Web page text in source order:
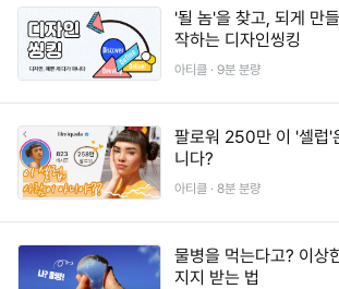
'될 놈'을 찾고, 되게 만
작하는 디자인씽킹
아티클 · 9분 분량
팔로워 250만 이 '셀럽'
니다?
아티클 · 8분 분량
물병을 먹는다고? 이상
지지 받는 법